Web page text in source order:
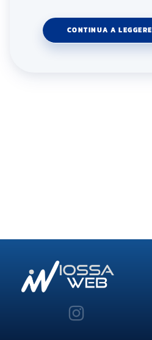
CONTINUA A LEGGERE